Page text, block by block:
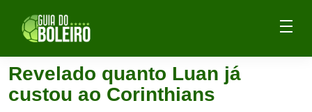
Revelado quanto Luan já
custou ao Corinthians